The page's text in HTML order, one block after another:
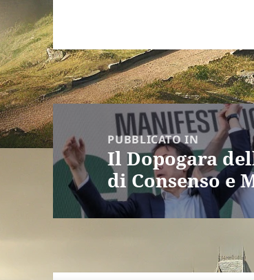
Navigazione
articoli
PUBBLICATO IN
Il Dopogara
di Consenso e